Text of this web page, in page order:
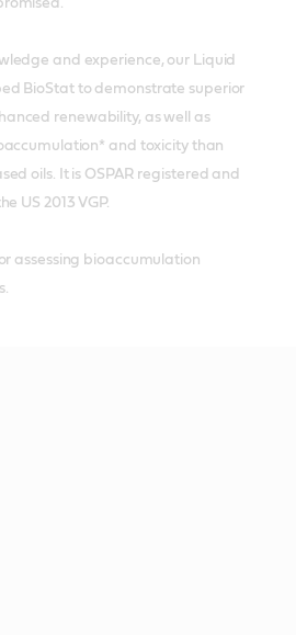
and experience, our Liquid
BioStat to demonstrate superior
renewability, as well as
and toxicity than
oils. It is OSPAR registered and
US 2013 VGP.
assessing bioaccumulation